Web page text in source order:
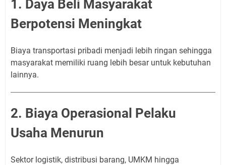
1. Daya Beli Masyarakat
Berpotensi Meningkat
Biaya transportasi pribadi menjadi lebih ringan sehingga
masyarakat memiliki ruang lebih besar untuk kebutuhan
lainnya.
2. Biaya Operasional Pelaku
Usaha Menurun
Sektor logistik, distribusi barang, UMKM hingga